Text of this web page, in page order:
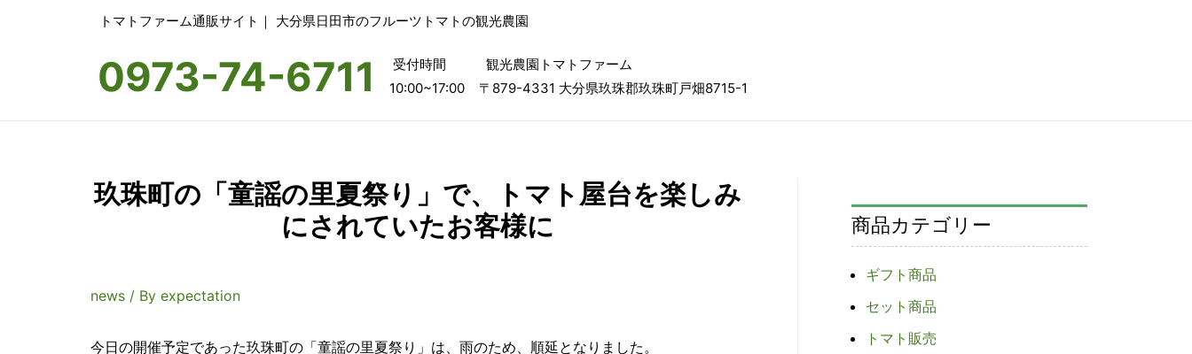
トマトファーム通販サイト｜ 大分県日田市のフルーツトマトの観光農園
0973-74-6711
受付時間
10:00~17:00
観光農園トマトファーム
〒879-4331 大分県玖珠郡玖珠町戸畑8715-1
玖珠町の「童謡の里夏祭り」で、トマト屋台を楽しみ
にされていたお客様に
news / By expectation
今日の開催予定であった玖珠町の「童謡の里夏祭り」は、雨のため、順延となりました。
商品カテゴリー
ギフト商品
セット商品
トマト販売